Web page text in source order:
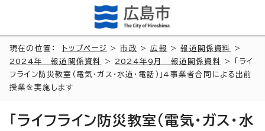
現在の位置： トップページ >市政 >広報 >報道関係資料
>
2024年 報道関係資料
> 2024年9月 報道関係資料
> 「ライ
フライン防災教室（電気・ガス・水道・電話）」4事業者合同による出前
授業を実施します
「ライフライン防災教室（電気・ガス・水